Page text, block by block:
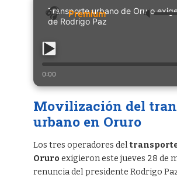
Transporte urbano de Oruro
de Rodrigo Paz
🔈
0:00
Movilización del
urbano en Oruro
Los tres operadores del
Oruro exigieron este jueves 28 de
renuncia del presidente Rodrigo